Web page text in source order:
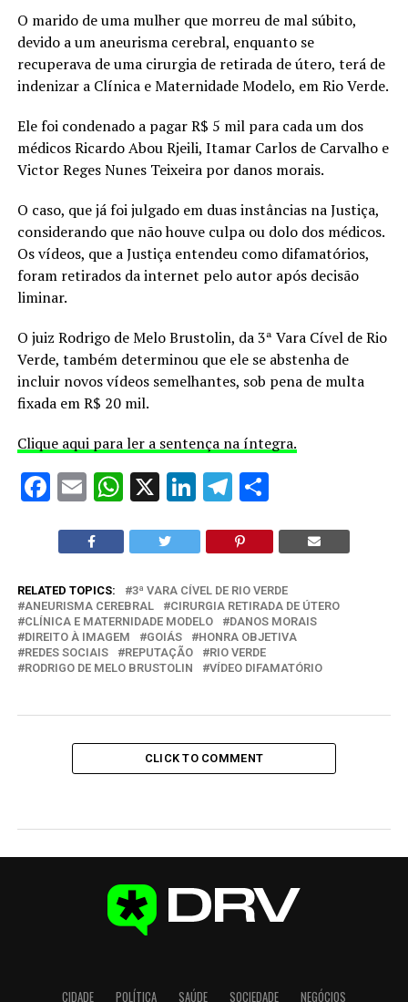
O marido de uma mulher que morreu de mal súbito,
devido a um aneurisma cerebral, enquanto se
recuperava de uma cirurgia de retirada de útero, terá de
indenizar a Clínica e Maternidade Modelo, em Rio Verde.
Ele foi condenado a pagar R$ 5 mil para cada um dos
médicos Ricardo Abou Rjeili, Itamar Carlos de Carvalho e
Victor Reges Nunes Teixeira por danos morais.
O caso, que já foi julgado em duas instâncias na Justiça,
considerando que não houve culpa ou dolo dos médicos.
Os vídeos, que a Justiça entendeu como difamatórios,
foram retirados da internet pelo autor após decisão
liminar.
O juiz Rodrigo de Melo Brustolin, da 3ª Vara Cível de Rio
Verde, também determinou que ele se abstenha de
incluir novos vídeos semelhantes, sob pena de multa
fixada em R$ 20 mil.
Clique aqui para ler a sentença na íntegra.
Facebook
EmailWhatsApp
X LinkedIn
Telegram
Share
RELATED TOPICS:
3ª VARA CÍVEL DE RIO VERDE
ANEURISMA CEREBRAL
CIRURGIA RETIRADA DE ÚTERO
CLÍNICA E MATERNIDADE MODELO
DANOS MORAIS
DIREITO À IMAGEM
GOIÁS
HONRA OBJETIVA
REDES SOCIAIS
REPUTAÇÃO
RIO VERDE
RODRIGO DE MELO BRUSTOLIN
VÍDEO DIFAMATÓRIO
CLICK TO COMMENT
CIDADE POLÍTICA SAÚDE SOCIEDADE NEGÓCIOS